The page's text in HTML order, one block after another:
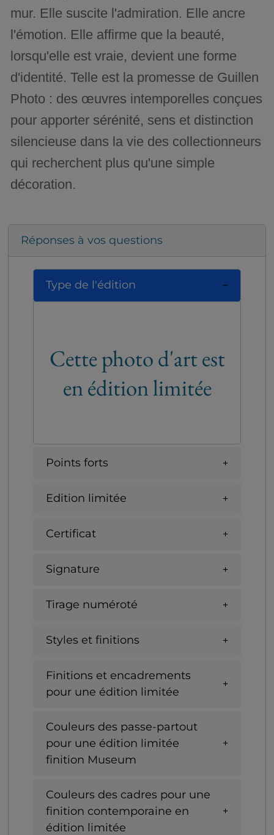
mur. Elle suscite l'admiration. Elle ancre
l'émotion. Elle affirme que la beauté,
lorsqu'elle est vraie, devient une forme
d'identité. Telle est la promesse de Guillen
Photo : des œuvres intemporelles conçues
pour apporter sérénité, sens et distinction
silencieuse dans la vie des collectionneurs
qui recherchent plus qu'une simple
décoration.
Réponses à vos questions
Type de l'édition
Cette photo d'art est
en édition limitée
Points forts
Edition limitée
Certificat
Signature
Tirage numéroté
Styles et finitions
Finitions et encadrements
pour une édition limitée
Couleurs des passe-partout
pour une édition limitée
finition Museum
Couleurs des cadres pour une
finition contemporaine en
édition limitée